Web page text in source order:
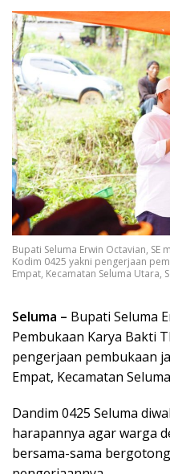
Bupati Seluma Erwin Octavian, SE
Kodim 0425 yakni pengerjaan
Empat, Kecamatan Seluma Utara,
Seluma – Bupati Seluma
Pembukaan Karya Bakti
pengerjaan pembukaan
Empat, Kecamatan
Dandim 0425 Seluma
harapannya agar warga
bersama-sama